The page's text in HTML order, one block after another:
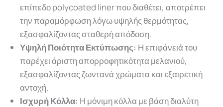
επίπεδο polycoated liner που διαθέτει, αποτρέπει
την παραμόρφωση λόγω υψηλής θερμότητας,
εξασφαλίζοντας σταθερή απόδοση.
Υψηλή Ποιότητα Εκτύπωσης: Η επιφάνειά του
παρέχει άριστη απορροφητικότητα μελανιού,
εξασφαλίζοντας ζωντανά χρώματα και εξαιρετική
αντοχή.
Ισχυρή Κόλλα: Η μόνιμη κόλλα με βάση διαλύτη